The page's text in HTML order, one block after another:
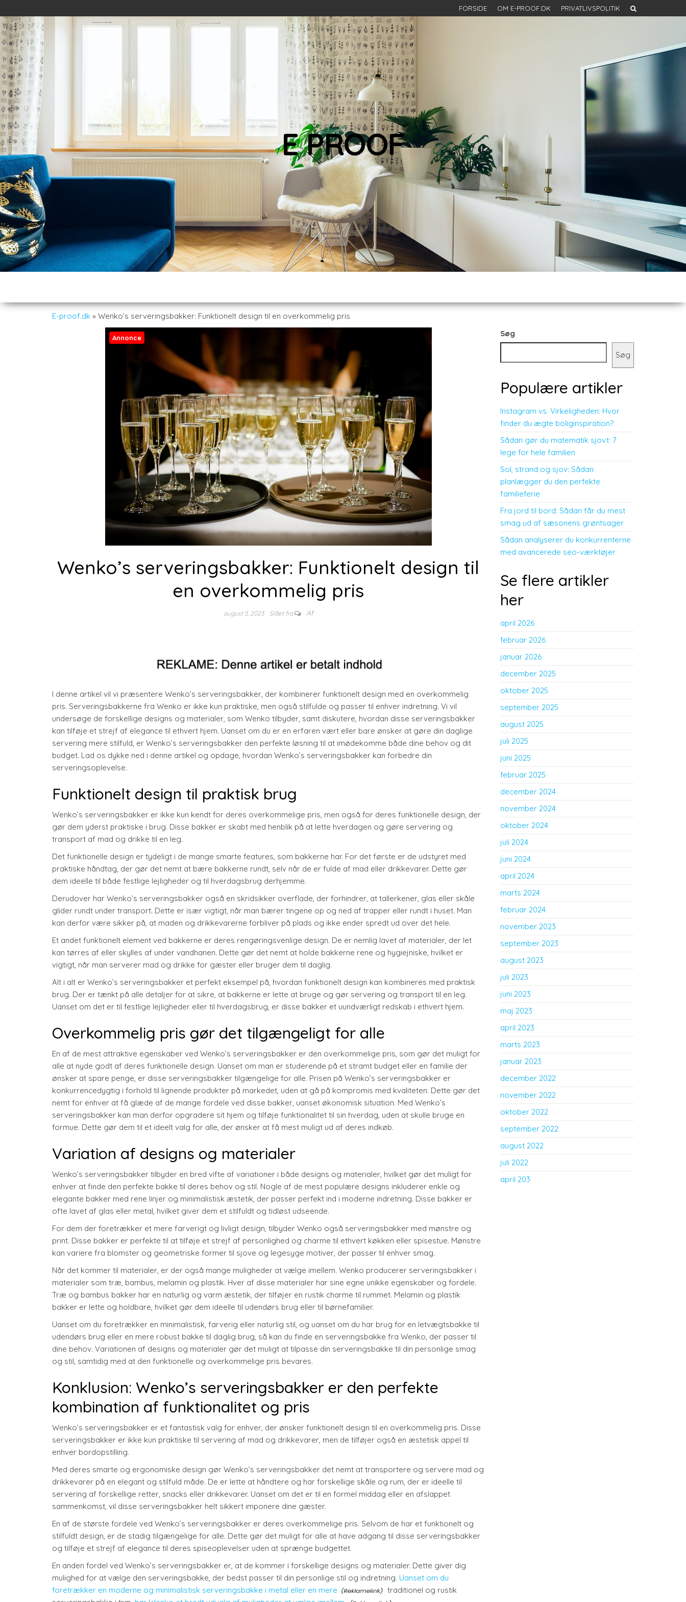
FORSIDE OM E-PROOF.DK PRIVATLIVSPOLITIK
E PROOF
E-proof.dk » Wenko’s serveringsbakker: Funktionelt design til en overkommelig pris
Annonce
Wenko’s serveringsbakker: Funktionelt design til
en overkommelig pris
august 5, 2023 Slået fra Af
I denne artikel vil vi præsentere Wenko’s serveringsbakker, der kombinerer funktionelt design med en overkommelig
pris. Serveringsbakkerne fra Wenko er ikke kun praktiske, men også stilfulde og passer til enhver indretning. Vi vil
undersøge de forskellige designs og materialer, som Wenko tilbyder, samt diskutere, hvordan disse serveringsbakker
kan tilføje et strejf af elegance til ethvert hjem. Uanset om du er en erfaren vært eller bare ønsker at gøre din daglige
servering mere stilfuld, er Wenko’s serveringsbakker den perfekte løsning til at imødekomme både dine behov og dit
budget. Lad os dykke ned i denne artikel og opdage, hvordan Wenko’s serveringsbakker kan forbedre din
serveringsoplevelse.
Funktionelt design til praktisk brug
Wenko’s serveringsbakker er ikke kun kendt for deres overkommelige pris, men også for deres funktionelle design, der
gør dem yderst praktiske i brug. Disse bakker er skabt med henblik på at lette hverdagen og gøre servering og
transport af mad og drikke til en leg.
Det funktionelle design er tydeligt i de mange smarte features, som bakkerne har. For det første er de udstyret med
praktiske håndtag, der gør det nemt at bære bakkerne rundt, selv når de er fulde af mad eller drikkevarer. Dette gør
dem ideelle til både festlige lejligheder og til hverdagsbrug derhjemme.
Derudover har Wenko’s serveringsbakker også en skridsikker overflade, der forhindrer, at tallerkener, glas eller skåle
glider rundt under transport. Dette er især vigtigt, når man bærer tingene op og ned af trapper eller rundt i huset. Man
kan derfor være sikker på, at maden og drikkevarerne forbliver på plads og ikke ender spredt ud over det hele.
Et andet funktionelt element ved bakkerne er deres rengøringsvenlige design. De er nemlig lavet af materialer, der let
kan tørres af eller skylles af under vandhanen. Dette gør det nemt at holde bakkerne rene og hygiejniske, hvilket er
vigtigt, når man serverer mad og drikke for gæster eller bruger dem til daglig.
Alt i alt er Wenko’s serveringsbakker et perfekt eksempel på, hvordan funktionelt design kan kombineres med praktisk
brug. Der er tænkt på alle detaljer for at sikre, at bakkerne er lette at bruge og gør servering og transport til en leg.
Uanset om det er til festlige lejligheder eller til hverdagsbrug, er disse bakker et uundværligt redskab i ethvert hjem.
Overkommelig pris gør det tilgængeligt for alle
En af de mest attraktive egenskaber ved Wenko’s serveringsbakker er den overkommelige pris, som gør det muligt for
alle at nyde godt af deres funktionelle design. Uanset om man er studerende på et stramt budget eller en familie der
ønsker at spare penge, er disse serveringsbakker tilgængelige for alle. Prisen på Wenko’s serveringsbakker er
konkurrencedygtig i forhold til lignende produkter på markedet, uden at gå på kompromis med kvaliteten. Dette gør det
nemt for enhver at få glæde af de mange fordele ved disse bakker, uanset økonomisk situation. Med Wenko’s
serveringsbakker kan man derfor opgradere sit hjem og tilføje funktionalitet til sin hverdag, uden at skulle bruge en
formue. Dette gør dem til et ideelt valg for alle, der ønsker at få mest muligt ud af deres indkøb.
Variation af designs og materialer
Wenko’s serveringsbakker tilbyder en bred vifte af variationer i både designs og materialer, hvilket gør det muligt for
enhver at finde den perfekte bakke til deres behov og stil. Nogle af de mest populære designs inkluderer enkle og
elegante bakker med rene linjer og minimalistisk æstetik, der passer perfekt ind i moderne indretning. Disse bakker er
ofte lavet af glas eller metal, hvilket giver dem et stilfuldt og tidløst udseende.
For dem der foretrækker et mere farverigt og livligt design, tilbyder Wenko også serveringsbakker med mønstre og
print. Disse bakker er perfekte til at tilføje et strejf af personlighed og charme til ethvert køkken eller spisestue. Mønstre
kan variere fra blomster og geometriske former til sjove og legesyge motiver, der passer til enhver smag.
Når det kommer til materialer, er der også mange muligheder at vælge imellem. Wenko producerer serveringsbakker i
materialer som træ, bambus, melamin og plastik. Hver af disse materialer har sine egne unikke egenskaber og fordele.
Træ og bambus bakker har en naturlig og varm æstetik, der tilføjer en rustik charme til rummet. Melamin og plastik
bakker er lette og holdbare, hvilket gør dem ideelle til udendørs brug eller til børnefamilier.
Uanset om du foretrækker en minimalistisk, farverig eller naturlig stil, og uanset om du har brug for en letvægtsbakke til
udendørs brug eller en mere robust bakke til daglig brug, så kan du finde en serveringsbakke fra Wenko, der passer til
dine behov. Variationen af designs og materialer gør det muligt at tilpasse din serveringsbakke til din personlige smag
og stil, samtidig med at den funktionelle og overkommelige pris bevares.
Konklusion: Wenko’s serveringsbakker er den perfekte
kombination af funktionalitet og pris
Wenko’s serveringsbakker er et fantastisk valg for enhver, der ønsker funktionelt design til en overkommelig pris. Disse
serveringsbakker er ikke kun praktiske til servering af mad og drikkevarer, men de tilføjer også en æstetisk appel til
enhver bordopstilling.
Med deres smarte og ergonomiske design gør Wenko’s serveringsbakker det nemt at transportere og servere mad og
drikkevarer på en elegant og stilfuld måde. De er lette at håndtere og har forskellige skåle og rum, der er ideelle til
servering af forskellige retter, snacks eller drikkevarer. Uanset om det er til en formel middag eller en afslappet
sammenkomst, vil disse serveringsbakker helt sikkert imponere dine gæster.
En af de største fordele ved Wenko’s serveringsbakker er deres overkommelige pris. Selvom de har et funktionelt og
stilfuldt design, er de stadig tilgængelige for alle. Dette gør det muligt for alle at have adgang til disse serveringsbakker
og tilføje et strejf af elegance til deres spiseoplevelser uden at sprænge budgettet.
En anden fordel ved Wenko’s serveringsbakker er, at de kommer i forskellige designs og materialer. Dette giver dig
mulighed for at vælge den serveringsbakke, der bedst passer til din personlige stil og indretning. Uanset om du
foretrækker en moderne og minimalistisk serveringsbakke i metal eller en mere
traditionel og rustik
Søg
Søg
Populære artikler
Instagram vs. Virkeligheden: Hvor
finder du ægte boliginspiration?
Sådan gør du matematik sjovt: 7
lege for hele familien
Sol, strand og sjov: Sådan
planlægger du den perfekte
familieferie
Fra jord til bord: Sådan får du mest
smag ud af sæsonens grøntsager
Sådan analyserer du konkurrenterne
med avancerede seo-værktøjer
Se flere artikler
her
april 2026
februar 2026
januar 2026
december 2025
oktober 2025
september 2025
august 2025
juli 2025
juni 2025
februar 2025
december 2024
november 2024
oktober 2024
juli 2024
juni 2024
april 2024
marts 2024
februar 2024
november 2023
september 2023
august 2023
juli 2023
juni 2023
maj 2023
april 2023
marts 2023
januar 2023
december 2022
november 2022
oktober 2022
september 2022
august 2022
juli 2022
april 203